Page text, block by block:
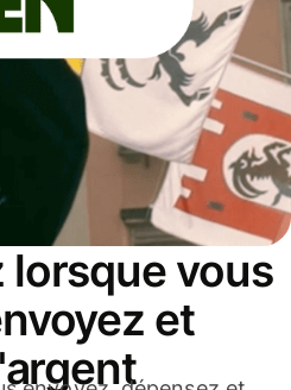
lorsque vous
et